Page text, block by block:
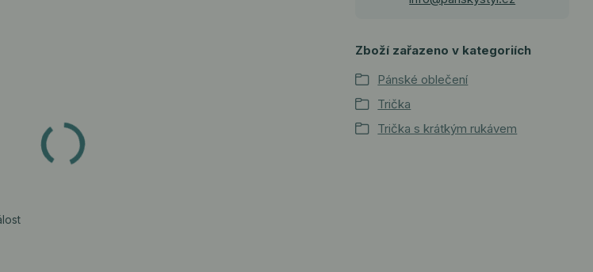
Zboží zařazeno v kategoriích
Pánské oblečení
Trička
Trička s krátkým rukávem